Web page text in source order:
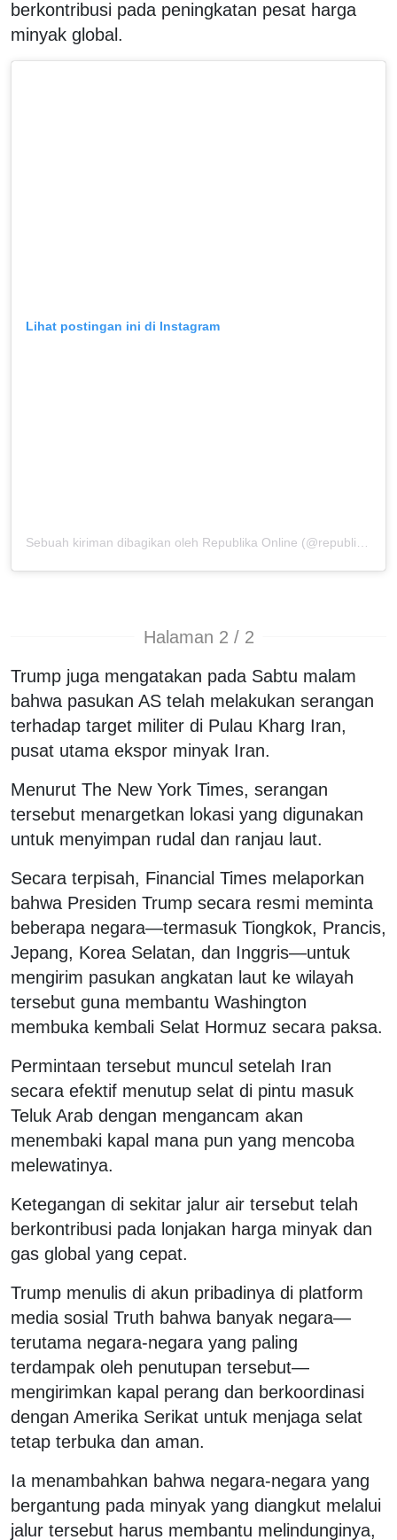
berkontribusi pada peningkatan pesat harga
minyak global.
Lihat postingan ini di Instagram
Sebuah kiriman dibagikan oleh Republika Online (@republikaonline)
Halaman 2 / 2
Trump juga mengatakan pada Sabtu malam
bahwa pasukan AS telah melakukan serangan
terhadap target militer di Pulau Kharg Iran,
pusat utama ekspor minyak Iran.
Menurut The New York Times, serangan
tersebut menargetkan lokasi yang digunakan
untuk menyimpan rudal dan ranjau laut.
Secara terpisah, Financial Times melaporkan
bahwa Presiden Trump secara resmi meminta
beberapa negara—termasuk Tiongkok, Prancis,
Jepang, Korea Selatan, dan Inggris—untuk
mengirim pasukan angkatan laut ke wilayah
tersebut guna membantu Washington
membuka kembali Selat Hormuz secara paksa.
Permintaan tersebut muncul setelah Iran
secara efektif menutup selat di pintu masuk
Teluk Arab dengan mengancam akan
menembaki kapal mana pun yang mencoba
melewatinya.
Ketegangan di sekitar jalur air tersebut telah
berkontribusi pada lonjakan harga minyak dan
gas global yang cepat.
Trump menulis di akun pribadinya di platform
media sosial Truth bahwa banyak negara—
terutama negara-negara yang paling
terdampak oleh penutupan tersebut—
mengirimkan kapal perang dan berkoordinasi
dengan Amerika Serikat untuk menjaga selat
tetap terbuka dan aman.
Ia menambahkan bahwa negara-negara yang
bergantung pada minyak yang diangkut melalui
jalur tersebut harus membantu melindunginya,